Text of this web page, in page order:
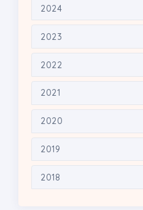
2024
2023
2022
2021
2020
2019
2018